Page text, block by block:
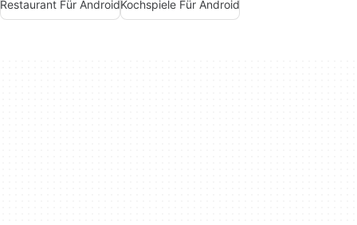
Restaurant Für AndroidKochspiele Für Android